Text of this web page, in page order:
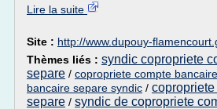
Lire la suite
Site : http://www.dupouy-
Thèmes liés : syndic copropriete
separe / copropriete compte
bancaire separe syndic /
separe / syndic de copropriete